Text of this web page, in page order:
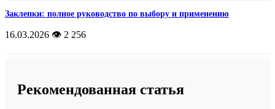
Заклепки: полное руководство по выбору и применению
16.03.2026 👁️ 2 256
Рекомендованная статья